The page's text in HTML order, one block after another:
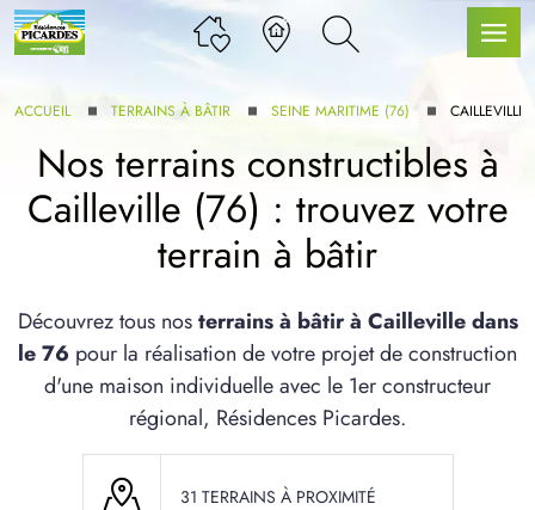
GAMME
SERVICE BDL EXTENSION
ACCUEIL TERRAINS À BÂTIR SEINE MARITIME (76) CAILLEVILLE
Nos terrains constructibles à
Cailleville (76) : trouvez votre
terrain à bâtir
Découvrez tous nosterrains à bâtir à Cailleville dans
le 76 pour la réalisation de votre projet de construction
d'une maison individuelle avec le 1er constructeur
régional, Résidences Picardes.
31 TERRAINS À PROXIMITÉ